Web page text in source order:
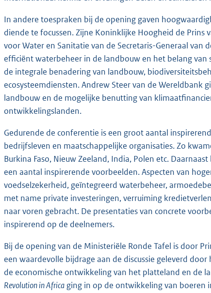
In andere toespraken bij de opening gaven
diende te focussen. Zijne Koninklijke Hoogheid de Prins
voor Water en Sanitatie van de Secretaris-Generaal van
efficiënt waterbeheer in de landbouw en het belang
de integrale benadering van landbouw,
ecosysteemdiensten. Andrew Steer van de Wereldbank
landbouw en de mogelijke benutting van
ontwikkelingslanden.
Gedurende de conferentie is een groot aantal
bedrijfsleven en maatschappelijke organisaties. Zo
Burkina Faso, Nieuw Zeeland, India, Polen etc.
een aantal inspirerende voorbeelden. Aspecten van
voedselzekerheid, geïntegreerd waterbeheer,
met name private investeringen, verruiming
naar voren gebracht. De presentaties van concrete
inspirerend op de deelnemers.
Bij de opening van de Ministeriële Ronde Tafel is door
een waardevolle bijdrage aan de discussie geleverd
de economische ontwikkeling van het platteland en de
Revolution in Africa ging in op de ontwikkeling van boeren